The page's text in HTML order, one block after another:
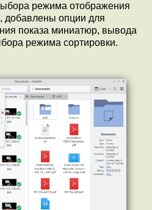
режима отображения
добавлены опции для
показа миниатюр, вывода
режима сортировки.